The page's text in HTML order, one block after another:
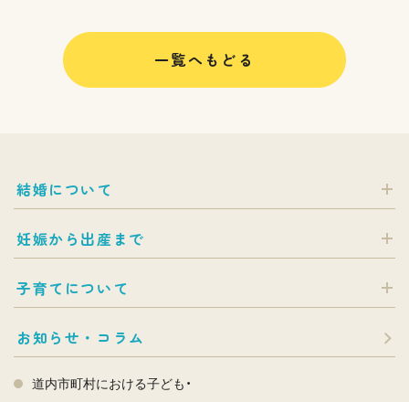
一覧へもどる
結婚について
妊娠から出産まで
子育てについて
お知らせ・コラム
道内市町村における子ども・